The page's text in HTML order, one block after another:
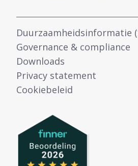
Duurzaamheidsinformatie
Governance & compliance
Downloads
Privacy statement
Cookiebeleid